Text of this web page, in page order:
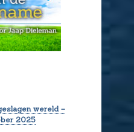
wereld –
2025